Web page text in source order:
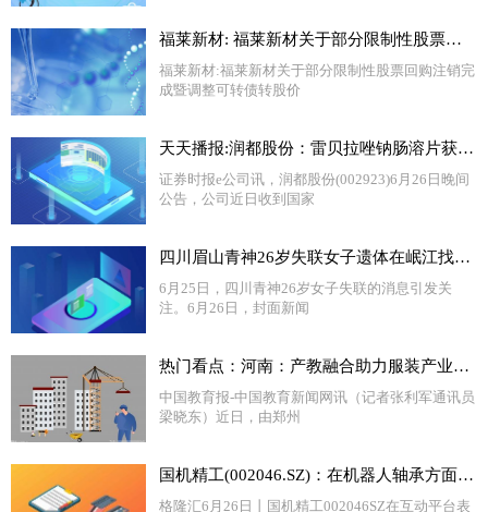
福莱新材: 福莱新材关于部分限制性股票回购注销完成暨调整可转债转股价格的公告
福莱新材:福莱新材关于部分限制性股票回购注销完
成暨调整可转债转股价
天天播报:润都股份：雷贝拉唑钠肠溶片获药品注册证书
证券时报e公司讯，润都股份(002923)6月26日晚间
公告，公司近日收到国家
四川眉山青神26岁失联女子遗体在岷江找到 警方：正在调查中
6月25日，四川青神26岁女子失联的消息引发关
注。6月26日，封面新闻
热门看点：河南：产教融合助力服装产业数智化人才培育
中国教育报-中国教育新闻网讯（记者张利军通讯员
梁晓东）近日，由郑州
国机精工(002046.SZ)：在机器人轴承方面，公司有研发和制造能力，但目前尚未实现对外销售 天天信息
格隆汇6月26日丨国机精工002046SZ在互动平台表